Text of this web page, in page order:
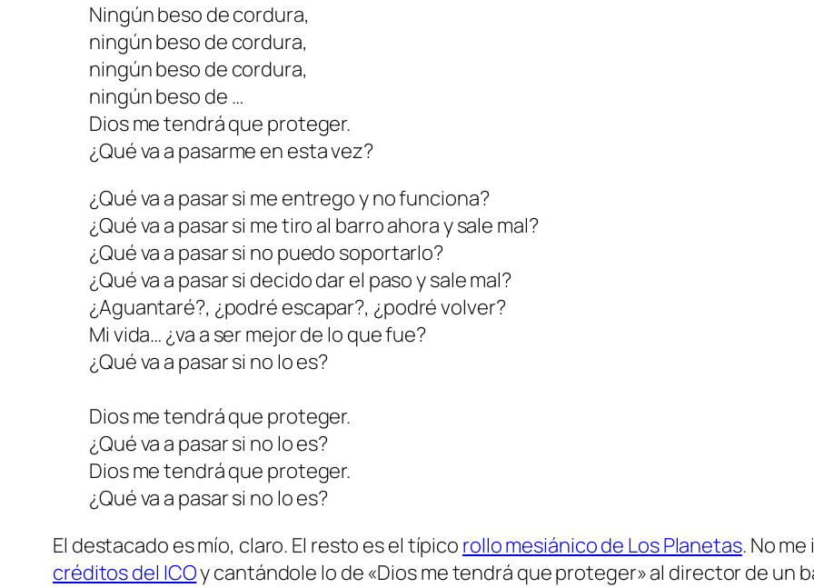
Ningún beso de cordura,
ningún beso de cordura,
ningún beso de cordura,
ningún beso de …
Dios me tendrá que proteger.
¿Qué va a pasarme en esta vez?
¿Qué va a pasar si me entrego y no funciona?
¿Qué va a pasar si me tiro al barro ahora y sale mal?
¿Qué va a pasar si no puedo soportarlo?
¿Qué va a pasar si decido dar el paso y sale mal?
¿Aguantaré?, ¿podré escapar?, ¿podré volver?
Mi vida… ¿va a ser mejor de lo que fue?
¿Qué va a pasar si no lo es?
Dios me tendrá que proteger.
¿Qué va a pasar si no lo es?
Dios me tendrá que proteger.
¿Qué va a pasar si no lo es?
El destacado es mío, claro. El resto es el típico rollo mesiánico de Los Planetas. No
créditos del ICOy cantándole lo de «Dios me tendrá que proteger» al director de un